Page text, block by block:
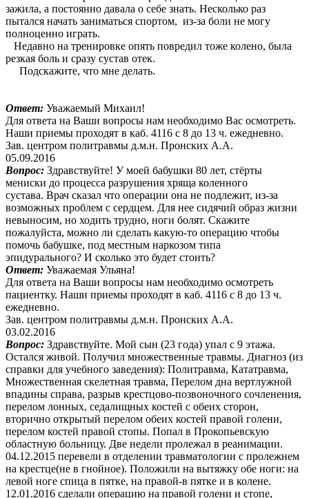
зажила, а постоянно давала о себе знать. Несколько раз
пытался начать заниматься спортом, из-за боли не могу
полноценно играть.
Недавно на тренировке опять повредил тоже колено, была
резкая боль и сразу сустав отек.
Подскажите, что мне делать.
Ответ: Уважаемый Михаил!
Для ответа на Ваши вопросы нам необходимо Вас осмотреть.
Наши приемы проходят в каб. 4116 с 8 до 13 ч. ежедневно.
Зав. центром политравмы д.м.н. Пронских А.А.
05.09.2016
Вопрос: Здравствуйте! У моей бабушки 80 лет, стёрты
мениски до процесса разрушения хряща коленного
сустава. Врач сказал что операции она не подлежит, из-за
возможных проблем с сердцем. Для нее сидячий образ жизни
невыносим, но ходить трудно, ноги болят. Скажите
пожалуйста, можно ли сделать какую-то операцию чтобы
помочь бабушке, под местным наркозом типа
эпидурального? И сколько это будет стоить?
Ответ: Уважаемая Ульяна!
Для ответа на Ваши вопросы нам необходимо осмотреть
пациентку. Наши приемы проходят в каб. 4116 с 8 до 13 ч.
ежедневно.
Зав. центром политравмы д.м.н. Пронских А.А.
03.02.2016
Вопрос: Здравствуйте. Мой сын (23 года) упал с 9 этажа.
Остался живой. Получил множественные травмы. Диагноз (из
справки для учебного заведения): Политравма, Кататравма,
Множественная скелетная травма, Перелом дна вертлужной
впадины справа, разрыв крестцово-позвоночного сочленения,
перелом лонных, седалищных костей с обеих сторон,
вторично открытый перелом обеих костей правой голени,
перелом костей правой стопы. Попал в Прокопьевскую
областную больницу. Две недели пролежал в реанимации.
04.12.2015 перевели в отделении травматологии с пролежнем
на крестце(не в гнойное). Положили на вытяжку обе ноги: на
левой ноге спица в пятке, на правой-в пятке и в колене.
12.01.2016 сделали операцию на правой голени и стопе,